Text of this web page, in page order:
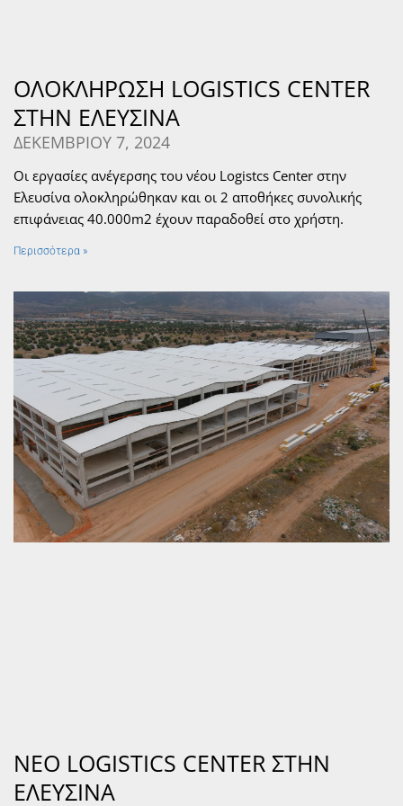
ΟΛΟΚΛΗΡΩΣΗ LOGISTICS CENTER
ΣΤΗΝ ΕΛΕΥΣΙΝΑ
ΔΕΚΕΜΒΡΙΟΥ 7, 2024
Οι εργασίες ανέγερσης του νέου Logistcs Center στην
Ελευσίνα ολοκληρώθηκαν και οι 2 αποθήκες συνολικής
επιφάνειας 40.000m2 έχουν παραδοθεί στο χρήστη.
Περισσότερα »
ΝΕΟ LOGISTICS CENTER ΣΤΗΝ
ΕΛΕΥΣΙΝΑ